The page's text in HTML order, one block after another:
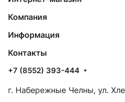
Компания
Информация
Контакты
+7 (8552) 393-444
г. Набережные Челны, ул.